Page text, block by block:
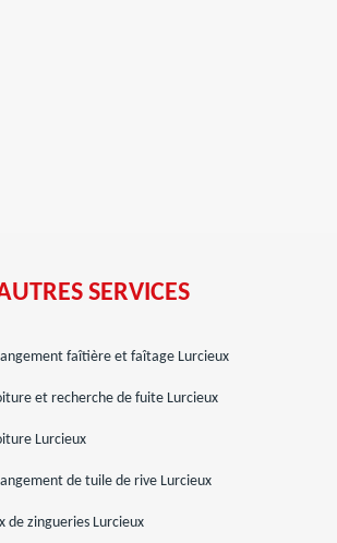
SERVICES
faîtière et faîtage Lurcieux
et recherche de fuite Lurcieux
Lurcieux
de tuile de rive Lurcieux
de zingueries Lurcieux